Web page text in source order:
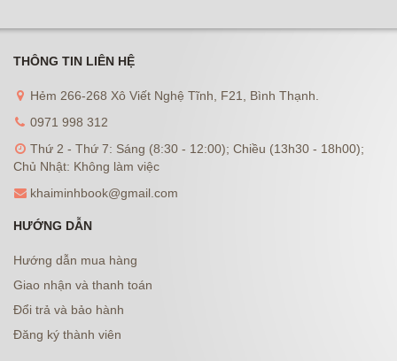
THÔNG TIN LIÊN HỆ
Hẻm 266-268 Xô Viết Nghệ Tĩnh, F21, Bình Thạnh.
0971 998 312
Thứ 2 - Thứ 7: Sáng (8:30 - 12:00); Chiều (13h30 - 18h00);
Chủ Nhật: Không làm việc
khaiminhbook@gmail.com
HƯỚNG DẪN
Hướng dẫn mua hàng
Giao nhận và thanh toán
Đổi trả và bảo hành
Đăng ký thành viên